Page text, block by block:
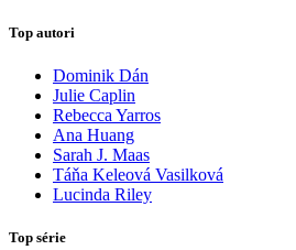
Top autori
Dominik Dán
Julie Caplin
Rebecca Yarros
Ana Huang
Sarah J. Maas
Táňa Keleová Vasilková
Lucinda Riley
Top série